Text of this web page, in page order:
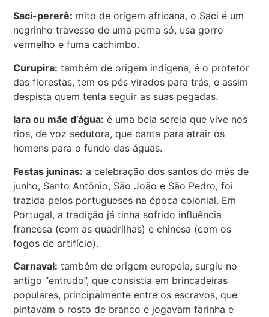
Saci-pererê: mito de origem africana, o Saci é um
negrinho travesso de uma perna só, usa gorro
vermelho e fuma cachimbo.
Curupira: também de origem indígena, é o protetor
das florestas, tem os pés virados para trás, e assim
despista quem tenta seguir as suas pegadas.
Iara ou mãe d’água: é uma bela sereia que vive nos
rios, de voz sedutora, que canta para atrair os
homens para o fundo das águas.
Festas juninas: a celebração dos santos do mês de
junho, Santo Antônio, São João e São Pedro, foi
trazida pelos portugueses na época colonial. Em
Portugal, a tradição já tinha sofrido influência
francesa (com as quadrilhas) e chinesa (com os
fogos de artifício).
Carnaval: também de origem europeia, surgiu no
antigo “entrudo”, que consistia em brincadeiras
populares, principalmente entre os escravos, que
pintavam o rosto de branco e jogavam farinha e